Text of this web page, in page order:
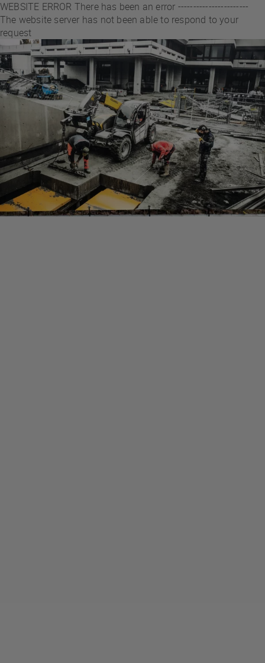
WEBSITE ERROR There has been an error -----------------------
The website server has not been able to respond to your
request